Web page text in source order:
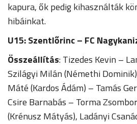
kapura, ők pedig kihasználták
hibáinkat.
U15:Szentlőrinc – FC
Összeállítás: Tizedes Kevin –
Szilágyi Milán (Némethi
Máté (Kardos Ádám) – Tamás
Csire Barnabás – Torma
(Krénusz Mátyás), Ladányi